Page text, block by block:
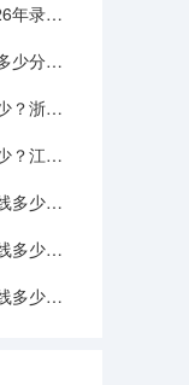
贵阳康养职业大学宿舍怎么样？2026年录取分数、费用及入学手续
2026年职业本科热门专业有哪些？多少分能上？绿牌专业有哪些？
金华职业技术大学2026年分数线多少？浙江考生563分能上吗？机械专业好就业吗？
扬州职业技术大学2026年分数线多少？江苏考生528分能上吗？医养照护好就业吗？
广东轻工职业技术大学2026年分数线多少？广东考生542分能上吗？
陕西工业职业技术大学2026年分数线多少？陕西考生355分能上吗？机械专业好就业吗？
四川建筑职业技术大学2026年分数线多少？四川考生510分能上吗？建筑专业好就业吗？